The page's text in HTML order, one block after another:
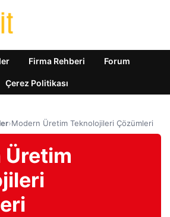
Firma Rehberi Forum
Çerez Politikası
›Modern Üretim Teknolojileri Çözümleri
Üretim